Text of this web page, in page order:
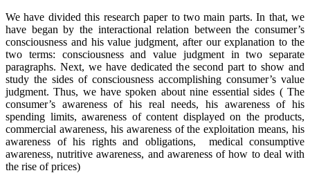
We have divided this research paper to two main parts. In that, we
have began by the interactional relation between the consumer’s
consciousness and his value judgment, after our explanation to the
two terms: consciousness and value judgment in two separate
paragraphs. Next, we have dedicated the second part to show and
study the sides of consciousness accomplishing consumer’s value
judgment. Thus, we have spoken about nine essential sides ( The
consumer’s awareness of his real needs, his awareness of his
spending limits, awareness of content displayed on the products,
commercial awareness, his awareness of the exploitation means, his
awareness of his rights and obligations, medical consumptive
awareness, nutritive awareness, and awareness of how to deal with
the rise of prices)